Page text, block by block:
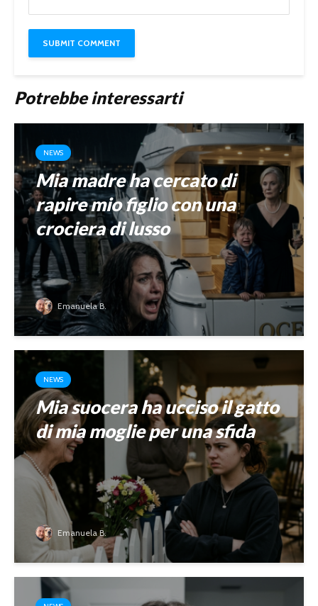
Potrebbe interessarti
NEWS
Mia madre ha cercato di
rapire mio figlio con una
crociera di lusso
Emanuela B.
NEWS
Mia suocera ha ucciso il gatto
di mia moglie per una sfida
Emanuela B.